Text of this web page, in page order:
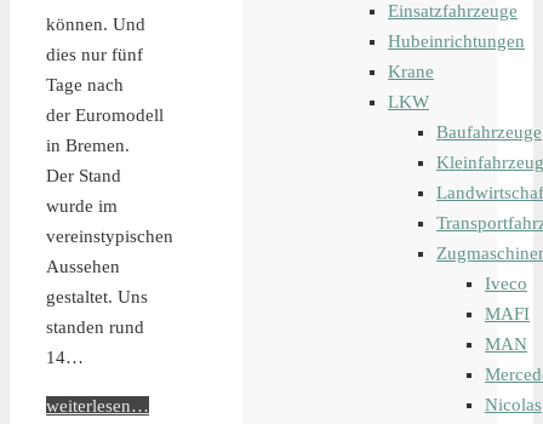
können. Und
dies nur fünf
Tage nach
der Euromodell
in Bremen.
Der Stand
wurde im
vereinstypischen
Aussehen
gestaltet. Uns
standen rund
14…
weiterlesen…
Einsatzfahrzeuge
Hubeinrichtungen
Krane
LKW
Baufahrzeuge
Iveco
MAFI
MAN
Nicolas